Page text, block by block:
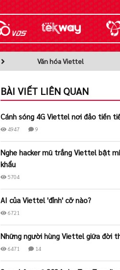
Văn hóa Viettel
BÀI VIẾT LIÊN QUAN
Cánh sóng 4G Viettel nơi đảo tiền
4947 9
Nghe hacker mũ trắng Viettel bật
khẩu
5704
AI của Viettel 'đỉnh' cỡ nào?
6721
Những người hùng Viettel giữa đời
6471 14